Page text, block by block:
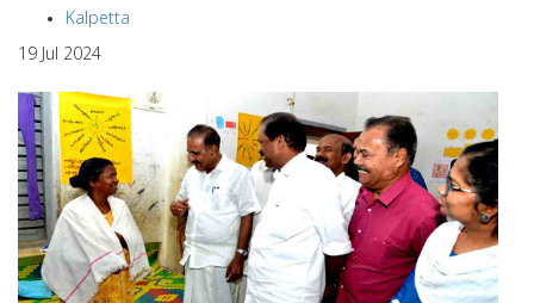
Kalpetta
19 Jul 2024